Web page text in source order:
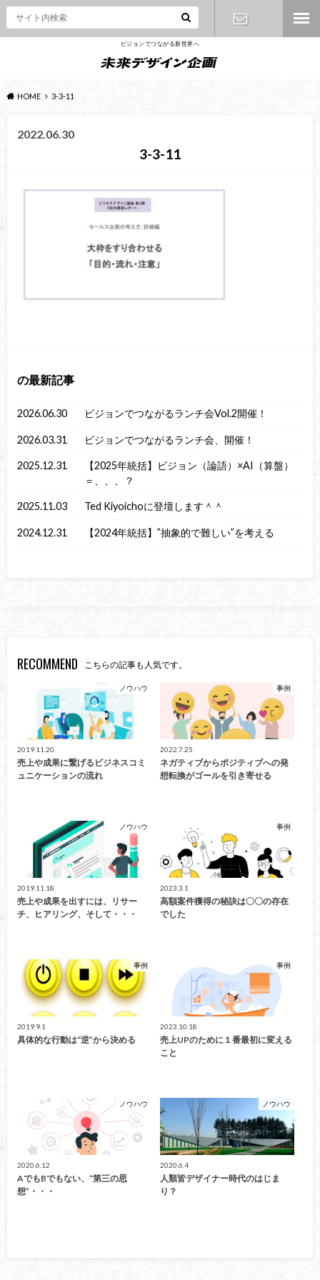
ビジョンでつながる新世界へ
HOME 3-3-11
2022.06.30
3-3-11
の最新記事
2026.06.30 ビジョンでつながるランチ会Vol.2開催！
2026.03.31 ビジョンでつながるランチ会、開催！
2025.12.31
【2025年統括】ビジョン（論語）×AI（算盤）
＝、、、？
2025.11.03 Ted Kiyoichoに登壇します＾＾
2024.12.31 【2024年統括】”抽象的で難しい”を考える
RECOMMEND こちらの記事も人気です。
ノウハウ
2019.11.20
売上や成果に繋げるビジネスコミ
ュニケーションの流れ
事例
2022.7.25
ネガティブからポジティブへの発
想転換がゴールを引き寄せる
ノウハウ
2019.11.18
売上や成果を出すには、リサー
チ、ヒアリング、そして・・・
事例
2023.3.1
高額案件獲得の秘訣は〇〇の存在
でした
事例
2019.9.1
具体的な行動は“逆”から決める
事例
2023.10.18
売上UPのために１番最初に変える
こと
ノウハウ
2020.6.12
AでもBでもない、“第三の思
想”・・・
ノウハウ
2020.6.4
人類皆デザイナー時代のはじま
り？